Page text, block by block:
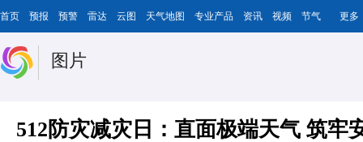
首页 预报 预警 雷达 云图 天气地图 专业产品 资讯 视频 节气 更多
图片
512防灾减灾日：直面极端天气 筑牢